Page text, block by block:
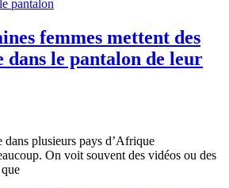
femmes mettent des
dans le pantalon de leur
dans plusieurs pays d’Afrique
On voit souvent des vidéos ou des